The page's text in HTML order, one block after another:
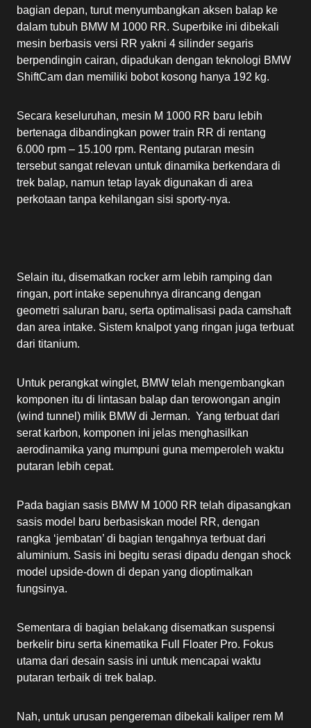
bagian depan, turut menyumbangkan aksen balap ke
dalam tubuh BMW M 1000 RR. Superbike ini dibekali
mesin berbasis versi RR yakni 4 silinder segaris
berpendingin cairan, dipadukan dengan teknologi BMW
ShiftCam dan memiliki bobot kosong hanya 192 kg.
Secara keseluruhan, mesin M 1000 RR baru lebih
bertenaga dibandingkan power train RR di rentang
6.000 rpm – 15.100 rpm. Rentang putaran mesin
tersebut sangat relevan untuk dinamika berkendara di
trek balap, namun tetap layak digunakan di area
perkotaan tanpa kehilangan sisi sporty-nya.
Selain itu, disematkan rocker arm lebih ramping dan
ringan, port intake sepenuhnya dirancang dengan
geometri saluran baru, serta optimalisasi pada camshaft
dan area intake. Sistem knalpot yang ringan juga terbuat
dari titanium.
Untuk perangkat winglet, BMW telah mengembangkan
komponen itu di lintasan balap dan terowongan angin
(wind tunnel) milik BMW di Jerman. Yang terbuat dari
serat karbon, komponen ini jelas menghasilkan
aerodinamika yang mumpuni guna memperoleh waktu
putaran lebih cepat.
Pada bagian sasis BMW M 1000 RR telah dipasangkan
sasis model baru berbasiskan model RR, dengan
rangka ‘jembatan’ di bagian tengahnya terbuat dari
aluminium. Sasis ini begitu serasi dipadu dengan shock
model upside-down di depan yang dioptimalkan
fungsinya.
Sementara di bagian belakang disematkan suspensi
berkelir biru serta kinematika Full Floater Pro. Fokus
utama dari desain sasis ini untuk mencapai waktu
putaran terbaik di trek balap.
Nah, untuk urusan pengereman dibekali kaliper rem M